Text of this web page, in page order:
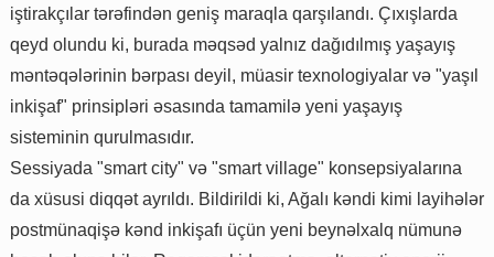
iştirakçılar tərəfindən geniş maraqla qarşılandı. Çıxışlarda
qeyd olundu ki, burada məqsəd yalnız dağıdılmış yaşayış
məntəqələrinin bərpası deyil, müasir texnologiyalar və "yaşıl
inkişaf" prinsipləri əsasında tamamilə yeni yaşayış
sisteminin qurulmasıdır.
Sessiyada "smart city" və "smart village" konsepsiyalarına
da xüsusi diqqət ayrıldı. Bildirildi ki, Ağalı kəndi kimi layihələr
postmünaqişə kənd inkişafı üçün yeni beynəlxalq nümunə